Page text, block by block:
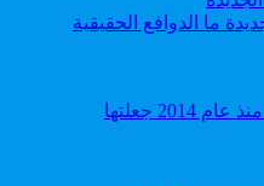
ما الدوافع الحقيقية
ثغرة هواتف Samsung الذكية منذ عام 2014 جعلتها